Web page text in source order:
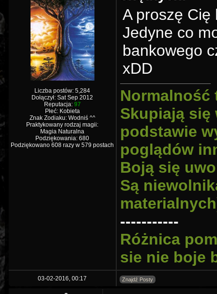
Liczba postów: 5,284
Dołączył: Sat Sep 2012
Reputacja: 97
Płeć: Kobieta
Znak Zodiaku: Wodniś ^^
Praktykowany rodzaj magii:
Magia Naturalna
Podziękowania: 680
Podziękowano 608 razy w 579 postach
A proszę Cię
Jedyne co
bankowego
xDD
Normalność
Skupiają
podstawie
poglądów
Boją się
Są
-----------
Różnica
sie nie boje
03-02-2016, 00:17 Znajdź Posty